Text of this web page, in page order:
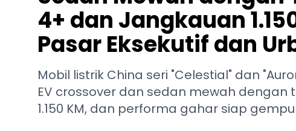
4+ dan Jangkauan
Pasar Eksekutif dan
Mobil listrik China seri "Celestial" dan
EV crossover dan sedan mewah dengan
1.150 KM, dan performa gahar siap